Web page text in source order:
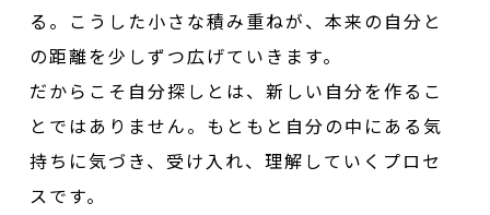
る。こうした小さな積み重ねが、本来の自分と
の距離を少しずつ広げていきます。
だからこそ自分探しとは、新しい自分を作るこ
とではありません。もともと自分の中にある気
持ちに気づき、受け入れ、理解していくプロセ
スです。